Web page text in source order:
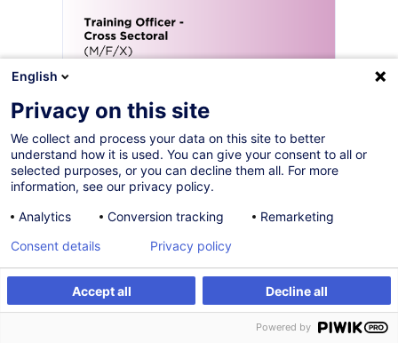
Vous souhaitez contribuer au
développement des compétences
des professionnels par la formation
?
À la House of Training, nous sommes convaincus que la
formation continue joue un rôle essentiel pour
soutenir les parcours professionnels.
Au sein de notre service Cross Sectoral, vous participerez
au développement, à la coordination et à l’organisation de
English
Privacy on this site
We collect and process your data on this site to better
understand how it is used. You can give your consent to all or
selected purposes, or you can decline them all. For more
information, see our privacy policy.
Analytics
Conversion tracking Remarketing
Accept all Decline all
Consent details Privacy policy
Powered by